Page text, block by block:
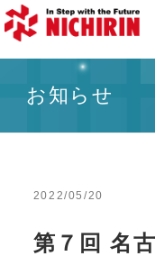
お知らせ
2022/05/20
第７回 名